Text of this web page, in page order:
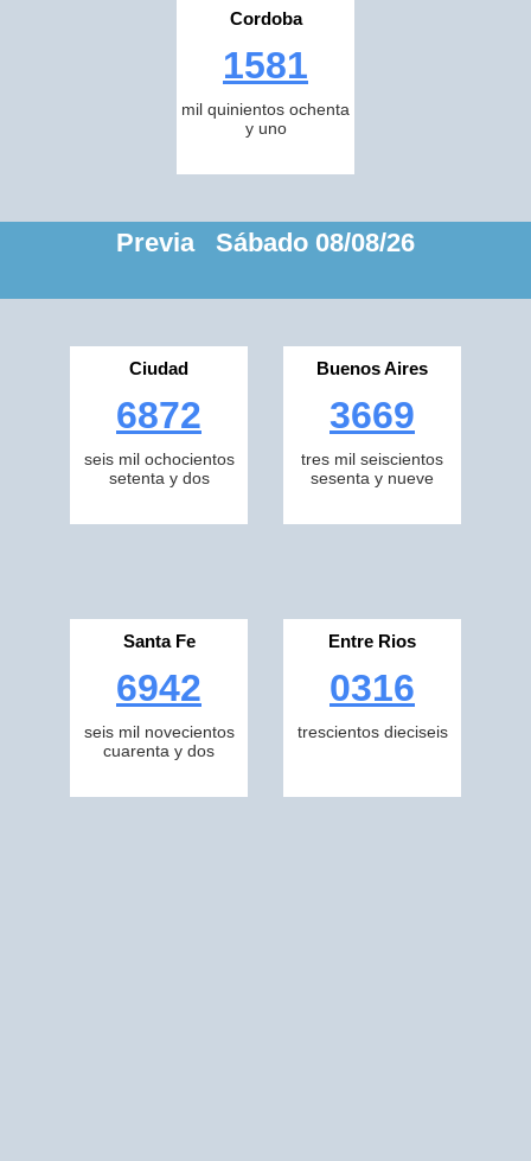
Cordoba
1581
mil quinientos ochenta
y uno
Previa Sábado 08/08/26
Ciudad
6872
seis mil ochocientos
setenta y dos
Buenos Aires
3669
tres mil seiscientos
sesenta y nueve
Santa Fe
6942
seis mil novecientos
cuarenta y dos
Entre Rios
0316
trescientos dieciseis